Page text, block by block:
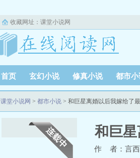
收藏网址： 课堂小说网
首页 玄幻小说 修真小说 都市小
课堂小说网 > 都市小说 > 和巨星离婚以后我嫁给了
和巨
作 者：言西